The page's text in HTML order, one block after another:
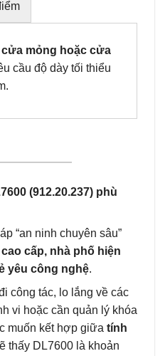
mỏng hoặc cửa
cầu độ dày tối thiểu
(912.20.237) phù
“an ninh chuyên sâu”
cấp, nhà phố hiện
yêu công nghệ.
công tác, lo lắng về các
vi hoặc cần quản lý khóa
muốn kết hợp giữa tính
thấy DL7600 là khoản